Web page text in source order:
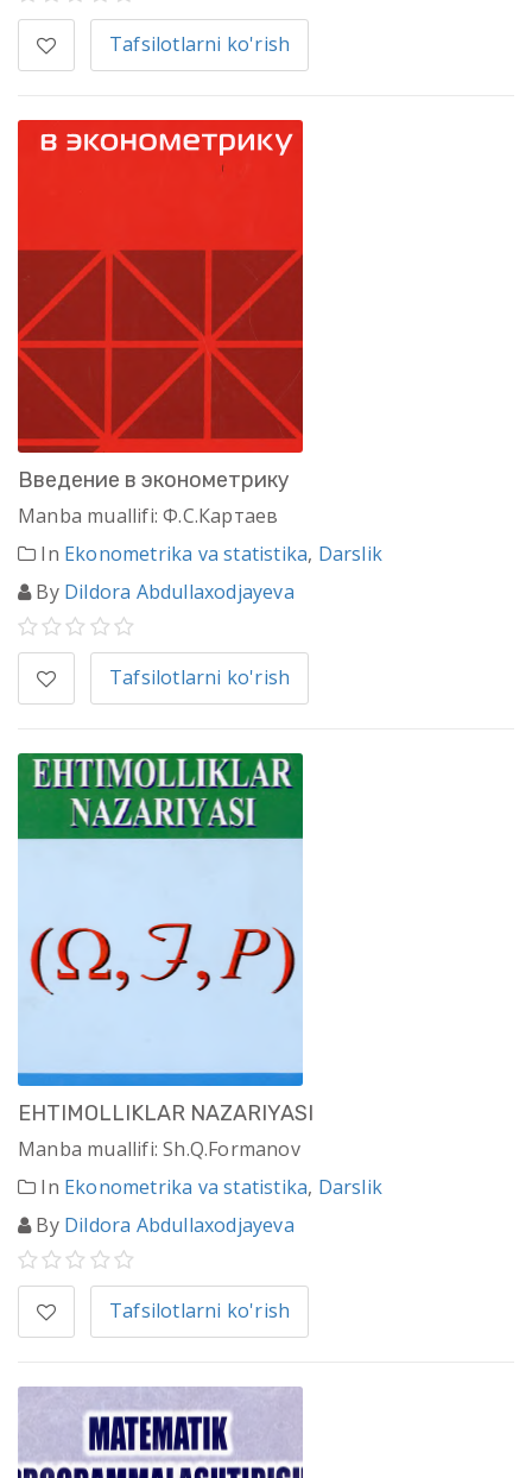
Tafsilotlarni ko'rish
Введение в эконометрику
Manba muallifi: Ф.С.Картаев
In Ekonometrika va statistika, Darslik
By Dildora Abdullaxodjayeva
Tafsilotlarni ko'rish
EHTIMOLLIKLAR NAZARIYASI
Manba muallifi: Sh.Q.Formanov
In Ekonometrika va statistika, Darslik
By Dildora Abdullaxodjayeva
Tafsilotlarni ko'rish